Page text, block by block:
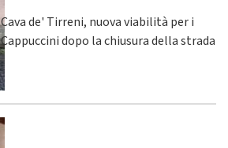
Cava de' Tirreni, nuova viabilità per i
Cappuccini dopo la chiusura della strada